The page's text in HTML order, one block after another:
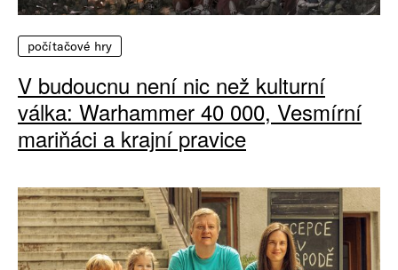
počítačové hry
V budoucnu není nic než kulturní
válka: Warhammer 40 000, Vesmírní
mariňáci a krajní pravice